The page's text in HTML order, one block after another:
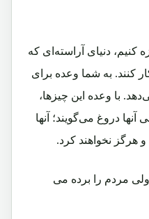
كنيم، دنيای آراسته‌ای كه
كنند. به شما وعده برای
با وعده اين چيزها،
دروغ می‌گويند؛ آنها
هرگز نخواهند كرد.
ولی مردم را برده می